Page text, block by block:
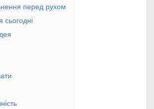
перед рухом
сьогодні